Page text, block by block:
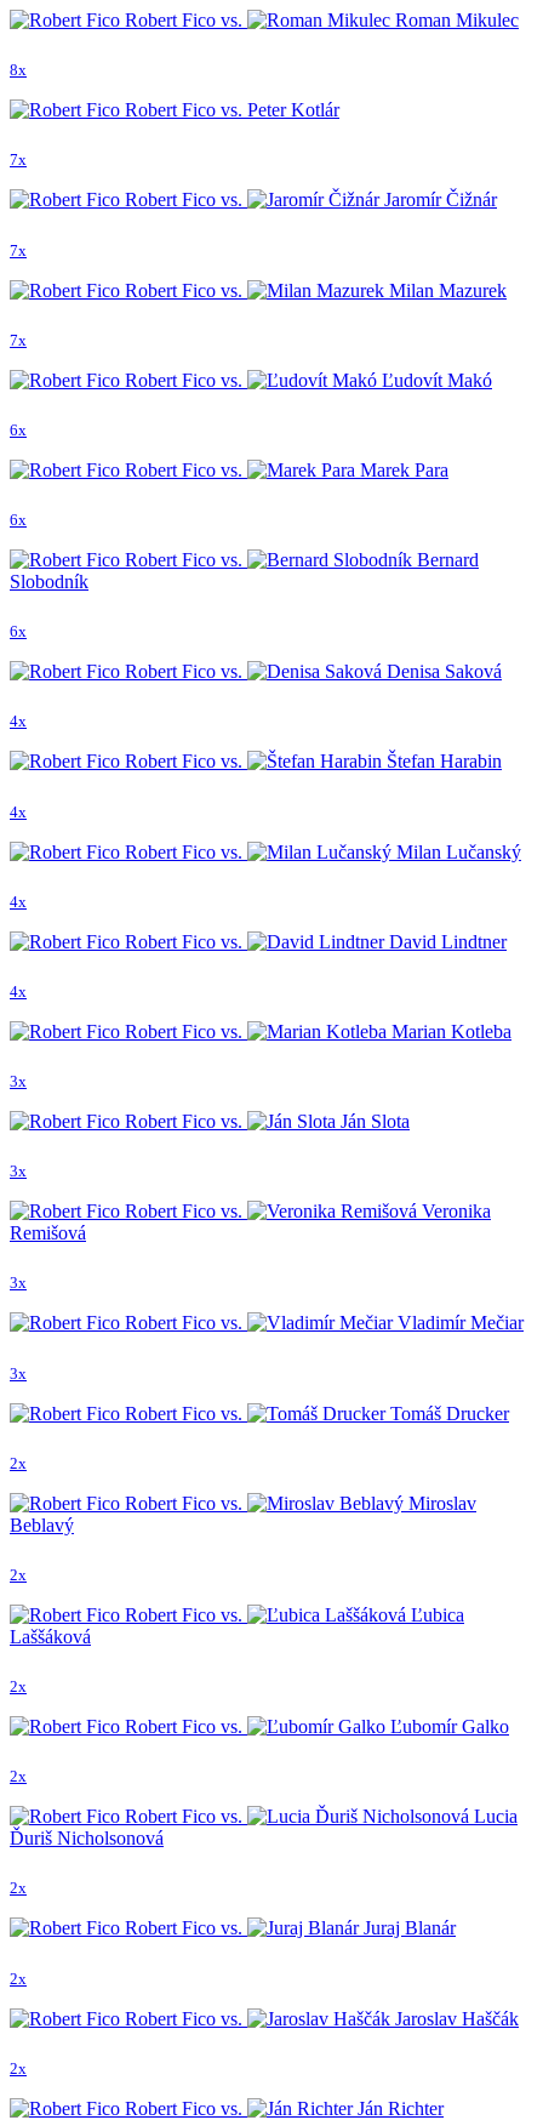
Robert Fico vs. Roman Mikulec
8x
Robert Fico vs. Peter Kotlár
7x
Robert Fico vs. Jaromír Čižnár
7x
Robert Fico vs. Milan Mazurek
7x
Robert Fico vs. Ľudovít Makó
6x
Robert Fico vs. Marek Para
6x
Robert Fico vs.
Bernard
Slobodník
6x
Robert Fico vs. Denisa Saková
4x
Robert Fico vs. Štefan Harabin
4x
Robert Fico vs. Milan Lučanský
4x
Robert Fico vs. David Lindtner
4x
Robert Fico vs. Marian Kotleba
3x
Robert Fico vs. Ján Slota
3x
Robert Fico vs.
Veronika
Remišová
3x
Robert Fico vs. Vladimír Mečiar
3x
Robert Fico vs. Tomáš Drucker
2x
Robert Fico vs.
Miroslav
Beblavý
2x
Robert Fico vs.
Ľubica
Laššáková
2x
Robert Fico vs. Ľubomír Galko
2x
Robert Fico vs.
Lucia
Ďuriš Nicholsonová
2x
Robert Fico vs. Juraj Blanár
2x
Robert Fico vs. Jaroslav Haščák
2x
Robert Fico vs. Ján Richter